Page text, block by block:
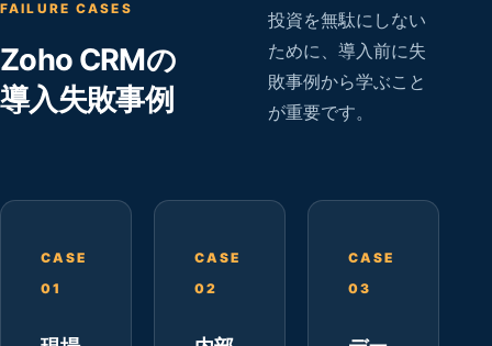
FAILURE CASES
Zoho CRMの
導入失敗事例
投資を無駄にしない
ために、導入前に失
敗事例から学ぶこと
が重要です。
CASE
01
CASE
02
CASE
03